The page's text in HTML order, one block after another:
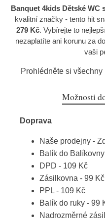
Banquet 4kids Dětské WC
kvalitní značky - tento hit
279 Kč. Vybírejte to
nezaplatíte ani korunu za
vaši
Prohlédněte si
Možnosti
Doprava
Naše prodejny -
Balík do
DPD - 109 Kč
Zásilkovna - 99 Kč
PPL - 109 Kč
Balík do ruky - 99
Nadrozměrné